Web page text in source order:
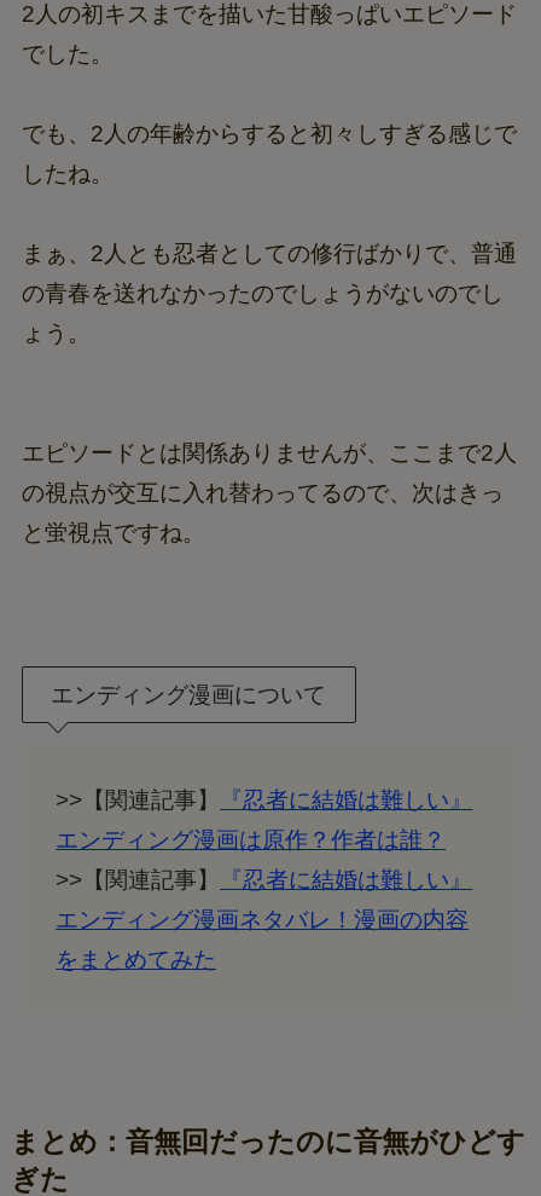
2人の初キスまでを描いた甘酸っぱいエピソード
でした。
でも、2人の年齢からすると初々しすぎる感じで
したね。
まぁ、2人とも忍者としての修行ばかりで、普通
の青春を送れなかったのでしょうがないのでし
ょう。
エピソードとは関係ありませんが、ここまで2人
の視点が交互に入れ替わってるので、次はきっ
と蛍視点ですね。
エンディング漫画について
>>【関連記事】
『忍者に結婚は難しい』
エンディング漫画は原作？作者は誰？
>>【関連記事】
『忍者に結婚は難しい』
エンディング漫画ネタバレ！漫画の内容
をまとめてみた
まとめ：音無回だったのに音無がひどす
ぎた